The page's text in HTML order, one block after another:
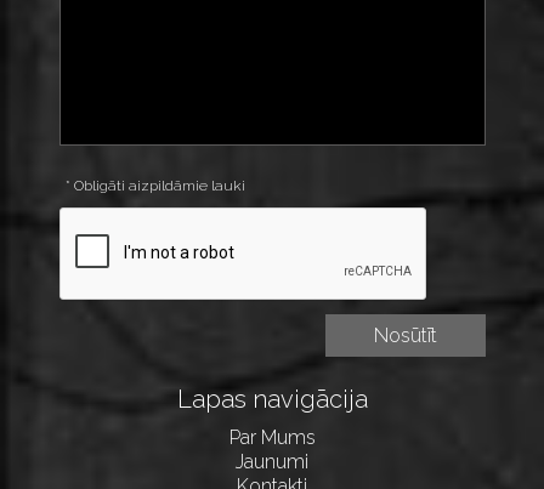
* Obligāti aizpildāmie lauki
Lapas navigācija
Par Mums
Jaunumi